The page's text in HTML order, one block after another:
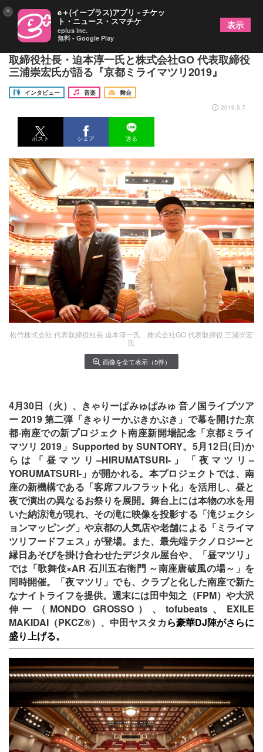
京都・南座が遊び場になるーー松竹株式会社 代表
取締役社長・迫本淳一氏と株式会社GO 代表取締役
三浦崇宏氏が語る『京都ミライマツリ2019』
インタビュー 音楽
舞台
2019.5.7
ポスト シェア 送る
松竹株式会社 代表取締役社長 迫本淳一氏 株式会社GO 代表取締役 三浦崇宏
氏
画像を全て表示（5件）
4月30日（火）、きゃりーぱみゅぱみゅ 音ノ国ライブツア
ー 2019 第二弾「きゃりーかぶきかぶき」で幕を開けた京
都·南座での新プロジェクト南座新開場記念「京都ミライ
マツリ 2019」Supported by SUNTORY。5月12日(日)か
らは「昼マツリ–HIRUMATSURI-」「夜マツリ–
YORUMATSURI-」が開かれる。本プロジェクトでは、南
座の新機構である「客席フルフラット化」を活用し、昼と
夜で演出の異なるお祭りを展開。舞台上には本物の水を用
いた納涼滝が現れ、その滝に映像を投影する「滝ジェクシ
ョンマッピング」や京都の人気店や老舗による「ミライマ
ツリフードフェス」が登場。また、最先端テクノロジーと
縁日あそびを掛け合わせたデジタル屋台や、「昼マツリ」
では「歌舞伎×AR 石川五右衛門 ～南座唐破風の場～」を
同時開催。「夜マツリ」でも、クラブと化した南座で新た
なナイトライフを提供。週末には田中知之（FPM）や大沢
伸一（MONDO GROSSO）、tofubeats 、 EXILE
MAKIDAI （PKCZ®）、中田ヤスタカら豪華DJ陣がさらに
盛り上げる。
× e＋(イープラス)アプリ - チケッ
ト・ニュース・スマチケ
eplus inc.
無料 - Google Play
表示